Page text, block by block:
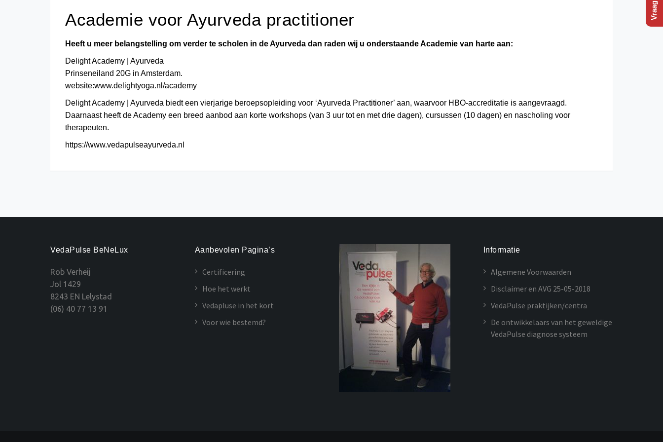
Academie voor Ayurveda practitioner
Heeft u meer belangstelling om verder te scholen in de Ayurveda dan raden wij u onderstaande Academie van harte aan:
Delight Academy | Ayurveda
Prinseneiland 20G in Amsterdam.
website:www.delightyoga.nl/academy
Delight Academy | Ayurveda biedt een vierjarige beroepsopleiding voor ‘Ayurveda Practitioner’ aan, waarvoor HBO-accreditatie is aangevraagd.
Daarnaast heeft de Academy een breed aanbod aan korte workshops (van 3 uur tot en met drie dagen), cursussen (10 dagen) en nascholing voor
therapeuten.
https://www.vedapulseayurveda.nl
VedaPulse BeNeLux
Rob Verheij
Jol 1429
8243 EN Lelystad
(06) 40 77 13 91
Aanbevolen Pagina’s
Certificering
Hoe het werkt
Vedapluse in het kort
Voor wie bestemd?
Informatie
Algemene Voorwaarden
Disclaimer en AVG 25-05-2018
VedaPulse praktijken/centra
De ontwikkelaars van het geweldige
VedaPulse diagnose systeem